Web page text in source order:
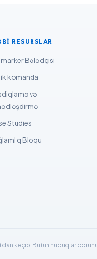
RESURSLAR
Bələdçisi
komanda
və
Studies
Bloqu
keçib. Bütün hüquqlar